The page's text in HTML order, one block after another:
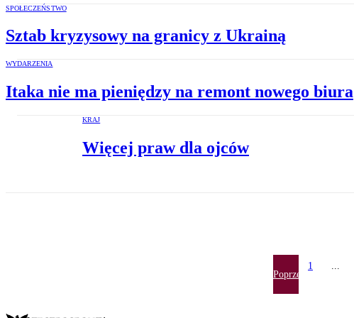
SPOŁECZEŃSTWO
Sztab kryzysowy na granicy z Ukrainą
WYDARZENIA
Itaka nie ma pieniędzy na remont nowego biura
KRAJ
Więcej praw dla ojców
Poprzednia
1 ...